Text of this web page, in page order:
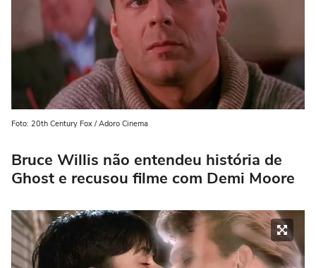
Foto: 20th Century Fox / Adoro Cinema
Bruce Willis não entendeu história de
Ghost e recusou filme com Demi Moore